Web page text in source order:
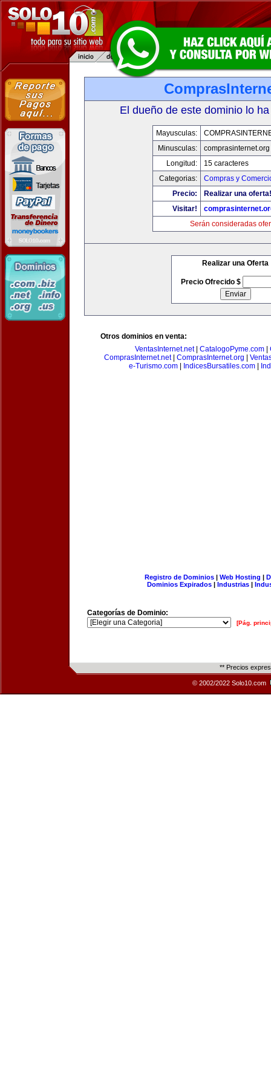
El dueño de este dominio lo
Mayusculas:
Minusculas:
comprasinternet.org
Longitud:
15 caracteres
Categorias:
Compras y
Precio:
Realizar una oferta!
Visitar!
Serán consideradas
Realizar una Oferta
Precio Ofrecido $
Otros dominios en venta:
VentasInternet.net| CatalogoPyme.com|
ComprasInternet.net| ComprasInternet.org
e-Turismo.com| IndicesBursatiles.com|
Registro de Dominios| Web Hosting |
Dominios Expirados | Industrias |
Categorías de Dominio:
[Pág.
** Precios
© 2002/2022 Solo10.com